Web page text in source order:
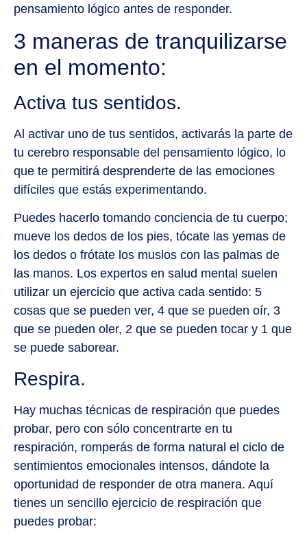
pensamiento lógico antes de responder.
3 maneras de tranquilizarse
en el momento:
Activa tus sentidos.
Al activar uno de tus sentidos, activarás la parte de
tu cerebro responsable del pensamiento lógico, lo
que te permitirá desprenderte de las emociones
difíciles que estás experimentando.
Puedes hacerlo tomando conciencia de tu cuerpo;
mueve los dedos de los pies, tócate las yemas de
los dedos o frótate los muslos con las palmas de
las manos. Los expertos en salud mental suelen
utilizar un ejercicio que activa cada sentido: 5
cosas que se pueden ver, 4 que se pueden oír, 3
que se pueden oler, 2 que se pueden tocar y 1 que
se puede saborear.
Respira.
Hay muchas técnicas de respiración que puedes
probar, pero con sólo concentrarte en tu
respiración, romperás de forma natural el ciclo de
sentimientos emocionales intensos, dándote la
oportunidad de responder de otra manera. Aquí
tienes un sencillo ejercicio de respiración que
puedes probar: